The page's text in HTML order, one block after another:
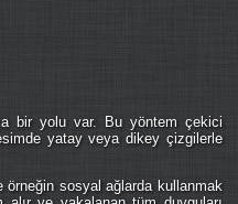
bir yolu var. Bu yöntem çekici
yatay veya dikey çizgilerle
örneğin sosyal ağlarda kullanmak